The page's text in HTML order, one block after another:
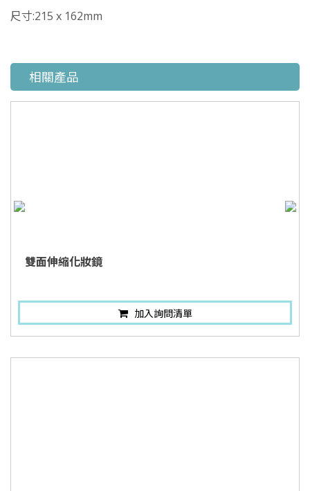
尺寸:215 x 162mm
相關產品
雙面伸縮化妝鏡
加入詢問清單